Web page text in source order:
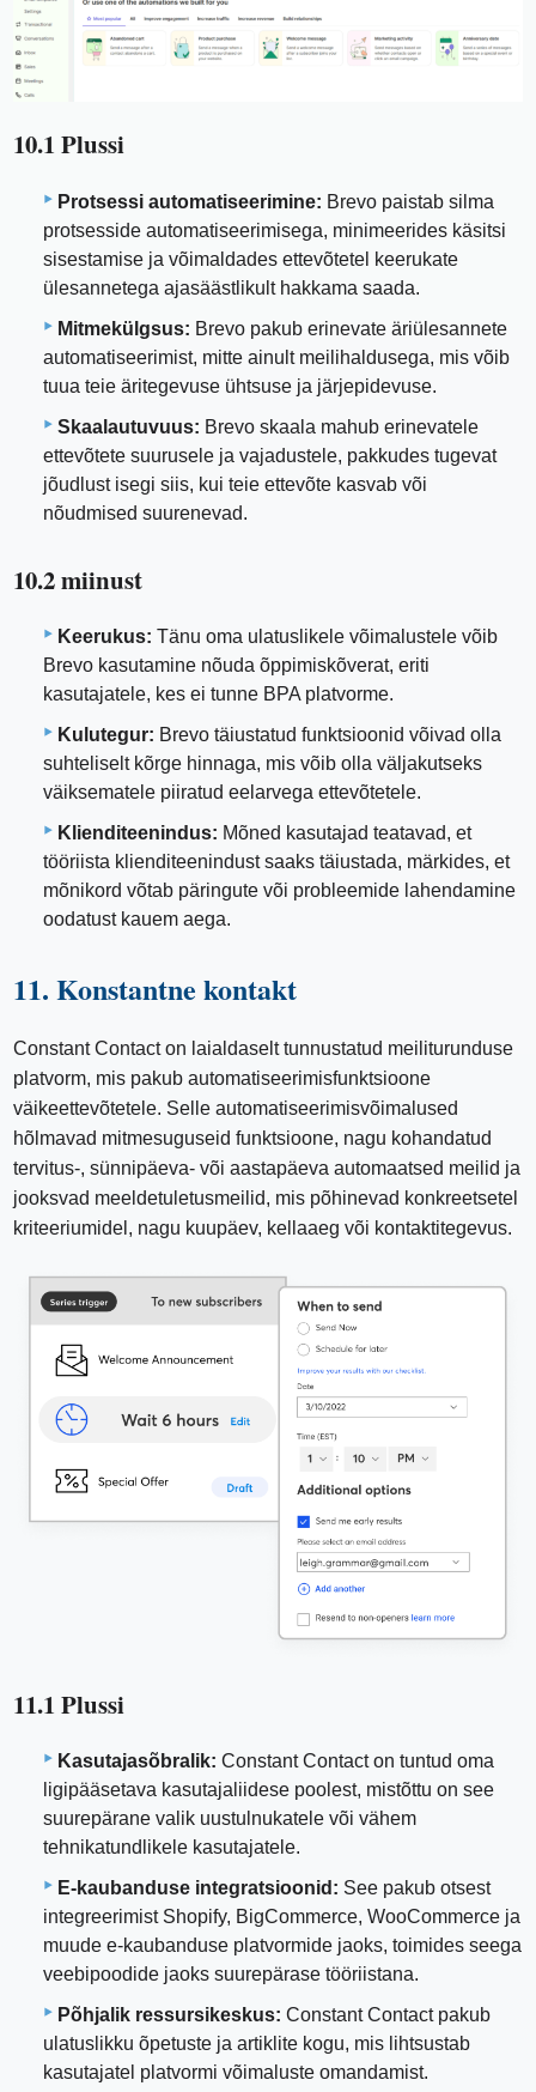
10.1 Plussi
Protsessi automatiseerimine: Brevo paistab silma
protsesside automatiseerimisega, minimeerides käsitsi
sisestamise ja võimaldades ettevõtetel keerukate
ülesannetega ajasäästlikult hakkama saada.
Mitmekülgsus: Brevo pakub erinevate äriülesannete
automatiseerimist, mitte ainult meilihaldusega, mis võib
tuua teie äritegevuse ühtsuse ja järjepidevuse.
Skaalautuvuus: Brevo skaala mahub erinevatele
ettevõtete suurusele ja vajadustele, pakkudes tugevat
jõudlust isegi siis, kui teie ettevõte kasvab või
nõudmised suurenevad.
10.2 miinust
Keerukus: Tänu oma ulatuslikele võimalustele võib
Brevo kasutamine nõuda õppimiskõverat, eriti
kasutajatele, kes ei tunne BPA platvorme.
Kulutegur: Brevo täiustatud funktsioonid võivad olla
suhteliselt kõrge hinnaga, mis võib olla väljakutseks
väiksematele piiratud eelarvega ettevõtetele.
Klienditeenindus: Mõned kasutajad teatavad, et
tööriista klienditeenindust saaks täiustada, märkides, et
mõnikord võtab päringute või probleemide lahendamine
oodatust kauem aega.
11. Konstantne kontakt
Constant Contact on laialdaselt tunnustatud meiliturunduse
platvorm, mis pakub automatiseerimisfunktsioone
väikeettevõtetele. Selle automatiseerimisvõimalused
hõlmavad mitmesuguseid funktsioone, nagu kohandatud
tervitus-, sünnipäeva- või aastapäeva automaatsed meilid ja
jooksvad meeldetuletusmeilid, mis põhinevad konkreetsetel
kriteeriumidel, nagu kuupäev, kellaaeg või kontaktitegevus.
11.1 Plussi
Kasutajasõbralik: Constant Contact on tuntud oma
ligipääsetava kasutajaliidese poolest, mistõttu on see
suurepärane valik uustulnukatele või vähem
tehnikatundlikele kasutajatele.
E-kaubanduse integratsioonid: See pakub otsest
integreerimist Shopify, BigCommerce, WooCommerce ja
muude e-kaubanduse platvormide jaoks, toimides seega
veebipoodide jaoks suurepärase tööriistana.
Põhjalik ressursikeskus: Constant Contact pakub
ulatuslikku õpetuste ja artiklite kogu, mis lihtsustab
kasutajatel platvormi võimaluste omandamist.